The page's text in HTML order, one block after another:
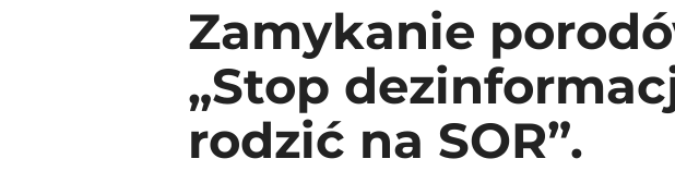
Zamykanie
„Stop
rodzić na SOR”.